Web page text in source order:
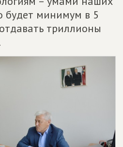
будет минимум в 5
триллионы